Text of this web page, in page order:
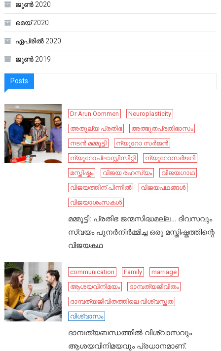
ജൂൺ 2020
മെയ്‌ 2020
ഏപ്രിൽ 2020
ജൂൺ 2019
Posts
Dr Arun Oommen
Neuroplasticity
അതുല്യ പ്രതിഭ
അത്ഭുതപ്രതിഭാസം
നടൻ മമ്മൂട്ടി
ന്യൂറോ സർജൻ
ന്യൂറോപ്ലാസ്റ്റിസിറ്റി
ന്യൂറോസർജറി
മസ്തിഷ്കം
വിജയ രഹസ്യം
വിജയഗാഥ
വിജയത്തിന് പിന്നിൽ
വിജയപഥങ്ങൾ
വിജയാശംസകൾ
മമ്മൂട്ടി: പ്രതിഭ ജന്മസിദ്ധമല്ല… ദിവസവും
സ്വയം പുനർനിർമ്മിച്ച ഒരു മസ്തിഷ്കത്തിന്റെ
വിജയകഥ
communication Family
marriage
ആശയവിനിമയം
ദാമ്പത്യജീവിതം
ദാമ്പത്യജീവിതത്തിലെ വിശ്വസ്തത
വിശ്വാസം
ദാമ്പത്യബന്ധത്തിൽ വിശ്വാസവും
ആശയവിനിമയവും പ്രധാനമാണ്.